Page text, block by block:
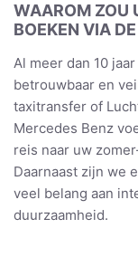
WAAROM ZOU
BOEKEN VIA
Al meer dan 10
betrouwbaar en
taxitransfer of
Mercedes Benz
reis naar uw
Daarnaast zijn we
veel belang aan
duurzaamheid.